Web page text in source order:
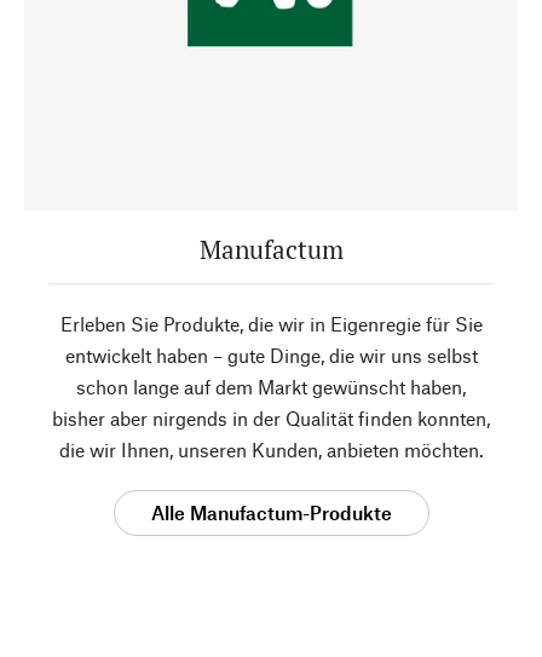
Manufactum
Erleben Sie Produkte, die wir in Eigenregie für Sie
entwickelt haben – gute Dinge, die wir uns selbst
schon lange auf dem Markt gewünscht haben,
bisher aber nirgends in der Qualität finden konnten,
die wir Ihnen, unseren Kunden, anbieten möchten.
Alle Manufactum-Produkte